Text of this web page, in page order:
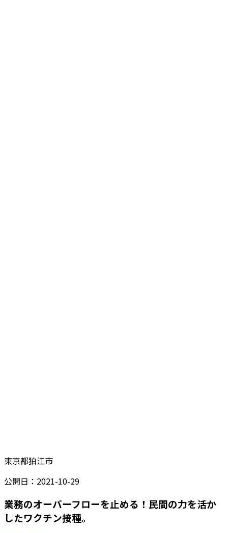
東京都狛江市
公開日： 2021-10-29
業務のオーバーフローを止める！民間の力を活か
したワクチン接種。